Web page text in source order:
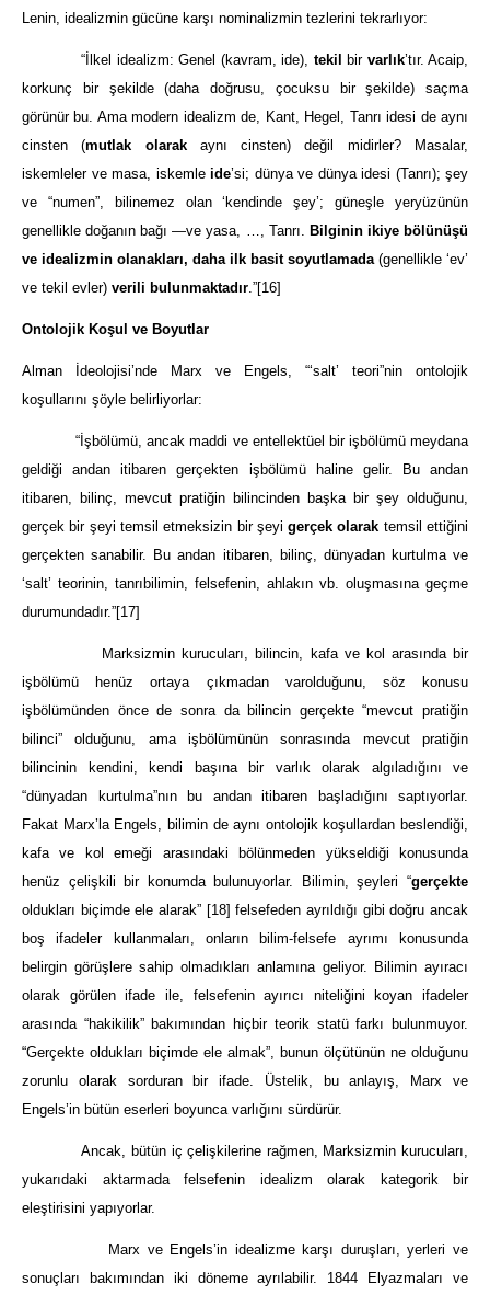
Lenin, idealizmin gücüne karşı nominalizmin tezlerini tekrarlıyor:
“İlkel idealizm: Genel (kavram, ide), tekil bir varlık’tır. Acaip,
korkunç bir şekilde (daha doğrusu, çocuksu bir şekilde) saçma
görünür bu. Ama modern idealizm de, Kant, Hegel, Tanrı idesi de aynı
cinsten (mutlak olarakaynı cinsten) değil midirler? Masalar,
iskemleler ve masa, iskemle ide’si; dünya ve dünya idesi (Tanrı); şey
ve “numen”, bilinemez olan ‘kendinde şey’; güneşle yeryüzünün
genellikle doğanın bağı —ve yasa, …, Tanrı. Bilginin ikiye bölünüşü
ve idealizmin olanakları, daha ilk basit soyutlamada(genellikle ‘ev’
ve tekil evler) verili bulunmaktadır.”[16]
Ontolojik Koşul ve Boyutlar
Alman İdeolojisi’nde Marx ve Engels, “‘salt’ teori”nin ontolojik
koşullarını şöyle belirliyorlar:
“İşbölümü, ancak maddi ve entellektüel bir işbölümü meydana
geldiği andan itibaren gerçekten işbölümü haline gelir. Bu andan
itibaren, bilinç, mevcut pratiğin bilincinden başka bir şey olduğunu,
gerçek bir şeyi temsil etmeksizin bir şeyigerçek olarak temsil ettiğini
gerçekten sanabilir. Bu andan itibaren, bilinç, dünyadan kurtulma ve
‘salt’ teorinin, tanrıbilimin, felsefenin, ahlakın vb. oluşmasına geçme
durumundadır.”[17]
Marksizmin kurucuları, bilincin, kafa ve kol arasında bir
işbölümü henüz ortaya çıkmadan varolduğunu, söz konusu
işbölümünden önce de sonra da bilincin gerçekte “mevcut pratiğin
bilinci” olduğunu, ama işbölümünün sonrasında mevcut pratiğin
bilincinin kendini, kendi başına bir varlık olarak algıladığını ve
“dünyadan kurtulma”nın bu andan itibaren başladığını saptıyorlar.
Fakat Marx’la Engels, bilimin de aynı ontolojik koşullardan beslendiği,
kafa ve kol emeği arasındaki bölünmeden yükseldiği konusunda
henüz çelişkili bir konumda bulunuyorlar. Bilimin, şeyleri “gerçekte
oldukları biçimde ele alarak” [18] felsefeden ayrıldığı gibi doğru ancak
boş ifadeler kullanmaları, onların bilim-felsefe ayrımı konusunda
belirgin görüşlere sahip olmadıkları anlamına geliyor. Bilimin ayıracı
olarak görülen ifade ile, felsefenin ayırıcı niteliğini koyan ifadeler
arasında “hakikilik” bakımından hiçbir teorik statü farkı bulunmuyor.
“Gerçekte oldukları biçimde ele almak”, bunun ölçütünün ne olduğunu
zorunlu olarak sorduran bir ifade. Üstelik, bu anlayış, Marx ve
Engels’in bütün eserleri boyunca varlığını sürdürür.
Ancak, bütün iç çelişkilerine rağmen, Marksizmin kurucuları,
yukarıdaki aktarmada felsefenin idealizm olarak kategorik bir
eleştirisini yapıyorlar.
Marx ve Engels’in idealizme karşı duruşları, yerleri ve
sonuçları bakımından iki döneme ayrılabilir. 1844 Elyazmaları ve